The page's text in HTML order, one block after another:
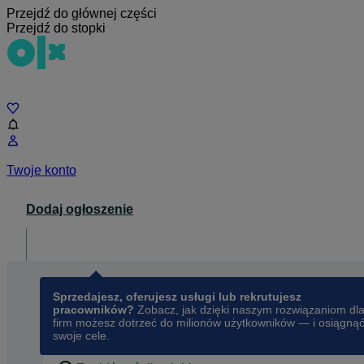
Przejdź do głównej części
Przejdź do stopki
Twoje konto
Dodaj ogłoszenie
Sprzedajesz, oferujesz usługi lub rekrutujesz
pracowników? Zobacz, jak dzięki naszym rozwiązaniom dla
firm możesz dotrzeć do milionów użytkowników — i osiągnąć
swoje cele.